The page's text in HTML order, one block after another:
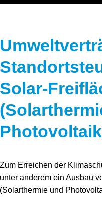
Solar-
Zum Erreichen der
unter anderem ein Ausbau
(Solarthermie und